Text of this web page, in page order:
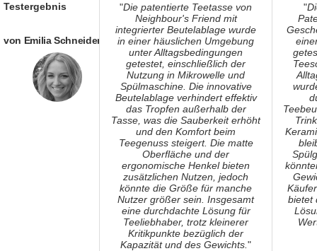
"Die patentierte Teetasse von
Neighbour's Friend mit
integrierter Beutelablage wurde
in einer häuslichen Umgebung
unter Alltagsbedingungen
getestet, einschließlich der
Nutzung in Mikrowelle und
Spülmaschine. Die innovative
Beutelablage verhindert effektiv
das Tropfen außerhalb der
Tasse, was die Sauberkeit erhöht
und den Komfort beim
Teegenuss steigert. Die matte
Oberfläche und der
ergonomische Henkel bieten
zusätzlichen Nutzen, jedoch
könnte die Größe für manche
Nutzer größer sein. Insgesamt
eine durchdachte Lösung für
Teeliebhaber, trotz kleinerer
Kritikpunkte bezüglich der
Kapazität und des Gewichts."
"
bietet
Testergebnis
von Emilia Schneider